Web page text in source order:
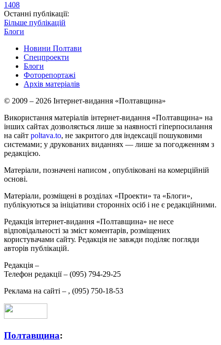
1408
Останні публікації:
Більше публікацій
Блоги
Новини Полтави
Спецпроекти
Блоги
Фоторепортажі
Архів матеріалів
© 2009 – 2026 Інтернет-видання «Полтавщина»
Використання матеріалів інтернет-видання «Полтавщина» на
інших сайтах дозволяється лише за наявності гіперпосилання
на сайт poltava.to, не закритого для індексації пошуковими
системами; у друкованих виданнях — лише за погодженням з
редакцією.
Матеріали, позначені написом , опубліковані на комерційній
основі.
Матеріали, розміщені в розділах «Проекти» та «Блоги»,
публікуються за ініціативи сторонніх осіб і не є редакційними.
Редакція інтернет-видання «Полтавщина» не несе
відповідальності за зміст коментарів, розміщених
користувачами сайту. Редакція не завжди поділяє погляди
авторів публікацій.
Редакція –
Телефон редакції – (095) 794-29-25
Реклама на сайті – , (095) 750-18-53
Полтавщина: